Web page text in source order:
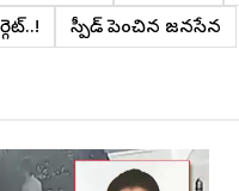
స్పీడ్ పెంచిన జనసేన